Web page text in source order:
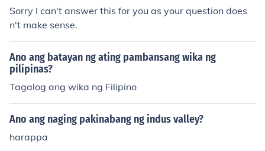
ryal, kalaliman ng dagat at kailaliman ng lupa nitokala
pagang insular nitomga pook submarino nitomga karag
atang nakapaligid, nakapagitan, at nag-uugnay sa mg
a pulo at kapuluanmga lawak at mga dimensyon na na
g-uugnay sa bahagi ng panloob na karagatan ng Pilipi
nas.
Sorry I can't answer this for you as your question does
n't make sense.
Ano ang batayan ng ating pambansang wika ng
pilipinas?
Tagalog ang wika ng Filipino
Ano ang naging pakinabang ng indus valley?
harappa